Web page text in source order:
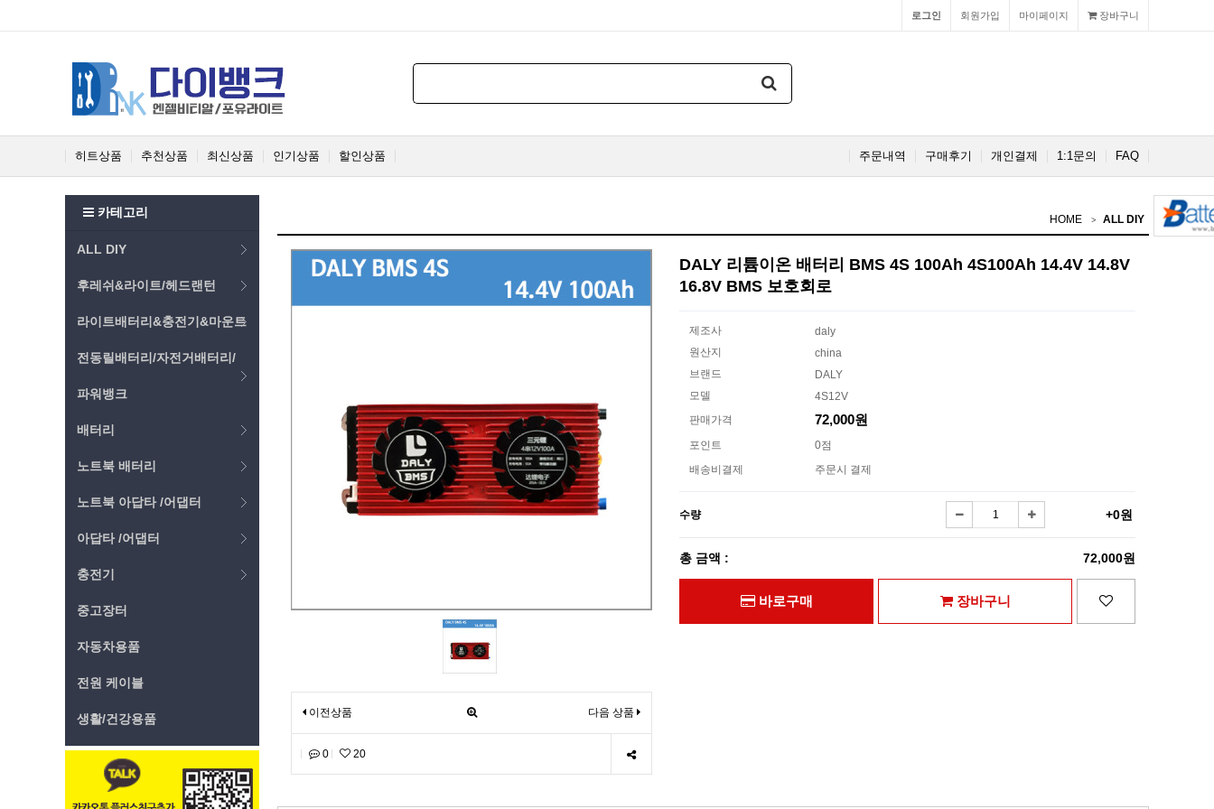
장바구니
마이페이지
회원가입
로그인
히트상품 추천상품 최신상품 인기상품 할인상품 FAQ
1:1문의
개인결제
구매후기
주문내역
카테고리
ALL DIY
후레쉬&라이트/헤드랜턴
라이트배터리&충전기&마운트
전동릴배터리/자전거배터리/
파워뱅크
배터리
노트북 배터리
노트북 아답타 /어댑터
아답타 /어댑터
충전기
중고장터
자동차용품
전원 케이블
생활/건강용품
HOME ALL DIY
이전상품 다음 상품
0 20
DALY 리튬이온 배터리 BMS 4S 100Ah 4S100Ah 14.4V 14.8V
16.8V BMS 보호회로
제조사
daly
원산지
china
브랜드
DALY
모델
4S12V
판매가격
72,000원
포인트
0점
배송비결제
주문시 결제
수량 +0원
총 금액 : 72,000원
바로구매 장바구니